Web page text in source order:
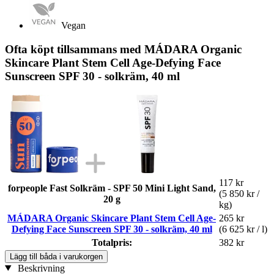
Vegan
Ofta köpt tillsammans med MÁDARA Organic
Skincare Plant Stem Cell Age-Defying Face
Sunscreen SPF 30 - solkräm, 40 ml
forpeople Fast Solkräm - SPF 50 Mini Light Sand,
20 g
117 kr
(5 850 kr /
kg)
MÁDARA Organic Skincare Plant Stem Cell Age-
Defying Face Sunscreen SPF 30 - solkräm, 40 ml
265 kr
(6 625 kr / l)
Totalpris:
382 kr
Lägg till båda i varukorgen
Beskrivning